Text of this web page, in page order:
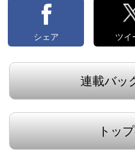
シェア ツイ
連載バッ
トッ